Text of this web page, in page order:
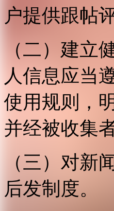
户提供跟帖
（二）建立
人信息应当
使用规则，
并经被收集
（三）对新
后发制度。